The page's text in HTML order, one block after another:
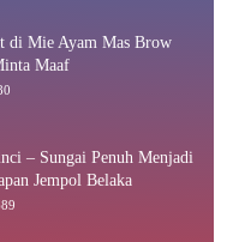
di Mie Ayam Mas Brow
Maaf
– Sungai Penuh Menjadi
Jempol Belaka